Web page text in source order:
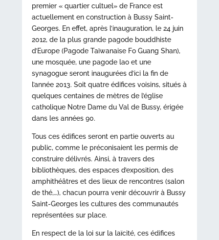
premier « quartier cultuel» de France est
actuellement en construction à Bussy Saint-
Georges. En effet, après l’inauguration, le 24 juin
2012, de la plus grande pagode bouddhiste
d’Europe (Pagode Taïwanaise Fo Guang Shan),
une mosquée, une pagode lao et une
synagogue seront inaugurées d’ici la fin de
l’année 2013. Soit quatre édifices voisins, situés à
quelques centaines de mètres de l’église
catholique Notre Dame du Val de Bussy, érigée
dans les années 90.
Tous ces édifices seront en partie ouverts au
public, comme le préconisaient les permis de
construire délivrés. Ainsi, à travers des
bibliothèques, des espaces d’exposition, des
amphithéâtres et des lieux de rencontres (salon
de thé,…), chacun pourra venir découvrir à Bussy
Saint-Georges les cultures des communautés
représentées sur place.
En respect de la loi sur la laïcité, ces édifices